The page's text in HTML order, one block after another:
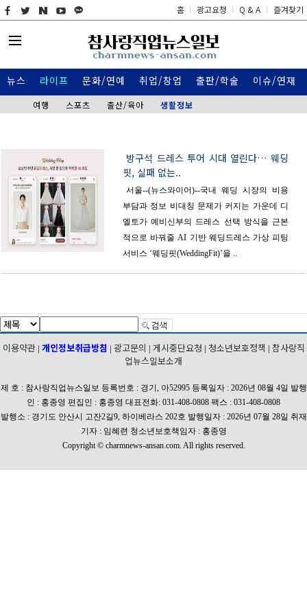
홈 광고요청 Q & A 즐겨찾기
뉴스 라이프
여행 스포츠 출산/육아 생활정보
문화/연예 취업/창업 출판/학술 이슈/연재
방구석 드레스 투어 시대 열린다… 웨딩
핏, 실패 없는..
서울--(뉴스와이어)--국내 웨딩 시장의 비용
부담과 정보 비대칭 문제가 커지는 가운데 디
엘토가 예비신부의 드레스 선택 방식을 근본
적으로 바꿔줄 AI 기반 웨딩드레스 가상 피팅
서비스 ‘웨딩핏(WeddingFit)’을 ..
이용약관| 개인정보취급방침 | 광고문의 | 게시중단요청 | 청소년보호정책 | 참사랑직
업뉴스일보소개
제 호 : 참사랑직업뉴스일보 등록번호 : 경기, 아52995 등록일자 : 2026년 08월 4일 발행
인 : 홍종영 편집인 : 홍종영 대표전화: 031-408-0808 팩스 : 031-408-0808
발행소 : 경기도 안산시 고잔2길9, 하이베라스 202호 발행일자 : 2026년 07월 28일 취재
기자 : 임혜련 청소년보호책임자 : 홍종영
Copyright © charmnews-ansan.com. All rights reserved.